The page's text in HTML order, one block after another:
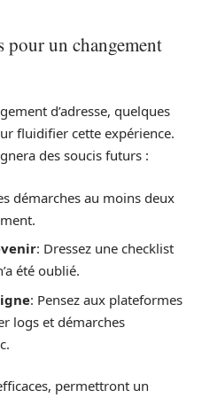
pour un changement
d’adresse, quelques
fluidifier cette expérience.
des soucis futurs :
démarches au moins deux
: Dressez une checklist
été oublié.
: Pensez aux plateformes
logs et démarches
permettront un